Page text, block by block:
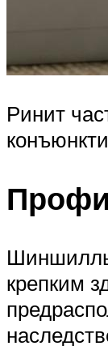
Ринит
крепким